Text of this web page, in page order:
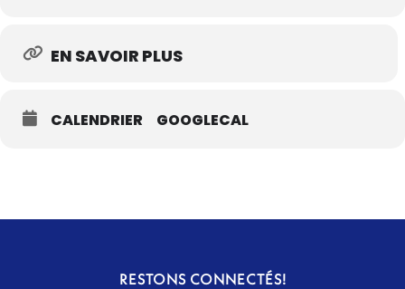
EN SAVOIR PLUS
CALENDRIER GOOGLECAL
RESTONS CONNECTÉS!